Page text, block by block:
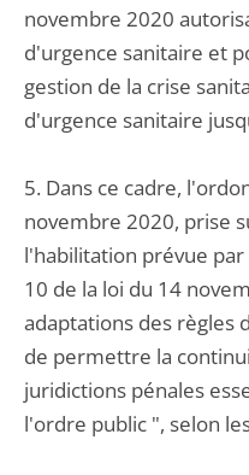
novembre 2020
d'urgence sanitaire et
gestion de la crise
d'urgence sanitaire
5. Dans ce cadre,
novembre 2020, prise
l'habilitation prévue
10 de la loi du 14
adaptations des règles
de permettre la
juridictions pénales
l'ordre public ", selon